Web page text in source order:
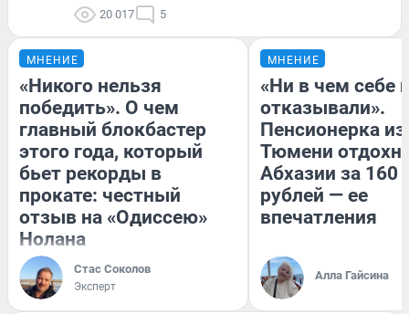
20 017 5
МНЕНИЕ
«Никого нельзя
победить». О чем
главный блокбастер
этого года, который
бьет рекорды в
прокате: честный
отзыв на «Одиссею»
Нолана
Стас Соколов
Эксперт
МНЕНИЕ
«Ни в чем себе
отказывали».
Пенсионерка из
Тюмени
Абхазии за 160
рублей — ее
впечатления
Алла Гайсина